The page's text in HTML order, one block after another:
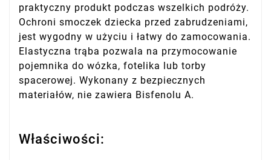
praktyczny produkt podczas wszelkich podróży.
Ochroni smoczek dziecka przed zabrudzeniami,
jest wygodny w użyciu i łatwy do zamocowania.
Elastyczna trąba pozwala na przymocowanie
pojemnika do wózka, fotelika lub torby
spacerowej. Wykonany z bezpiecznych
materiałów, nie zawiera Bisfenolu A.
Właściwości: